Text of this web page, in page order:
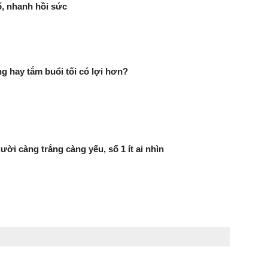
nhanh hồi sức
hay tắm buổi tối có lợi hơn?
càng trắng càng yếu, số 1 ít ai nhìn